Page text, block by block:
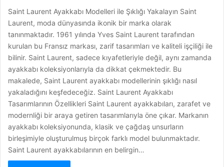
Saint Laurent Ayakkabı Modelleri ile Şıklığı Yakalayın Saint
Laurent, moda dünyasında ikonik bir marka olarak
tanınmaktadır. 1961 yılında Yves Saint Laurent tarafından
kurulan bu Fransız markası, zarif tasarımları ve kaliteli işçiliği ile
bilinir. Saint Laurent, sadece kıyafetleriyle değil, aynı zamanda
ayakkabı koleksiyonlarıyla da dikkat çekmektedir. Bu
makalede, Saint Laurent ayakkabı modellerinin şıklığı nasıl
yakaladığını keşfedeceğiz. Saint Laurent Ayakkabı
Tasarımlarının Özellikleri Saint Laurent ayakkabıları, zarafet ve
modernliği bir araya getiren tasarımlarıyla öne çıkar. Markanın
ayakkabı koleksiyonunda, klasik ve çağdaş unsurların
birleşimiyle oluşturulmuş birçok farklı model bulunmaktadır.
Saint Laurent ayakkabılarının en belirgin…